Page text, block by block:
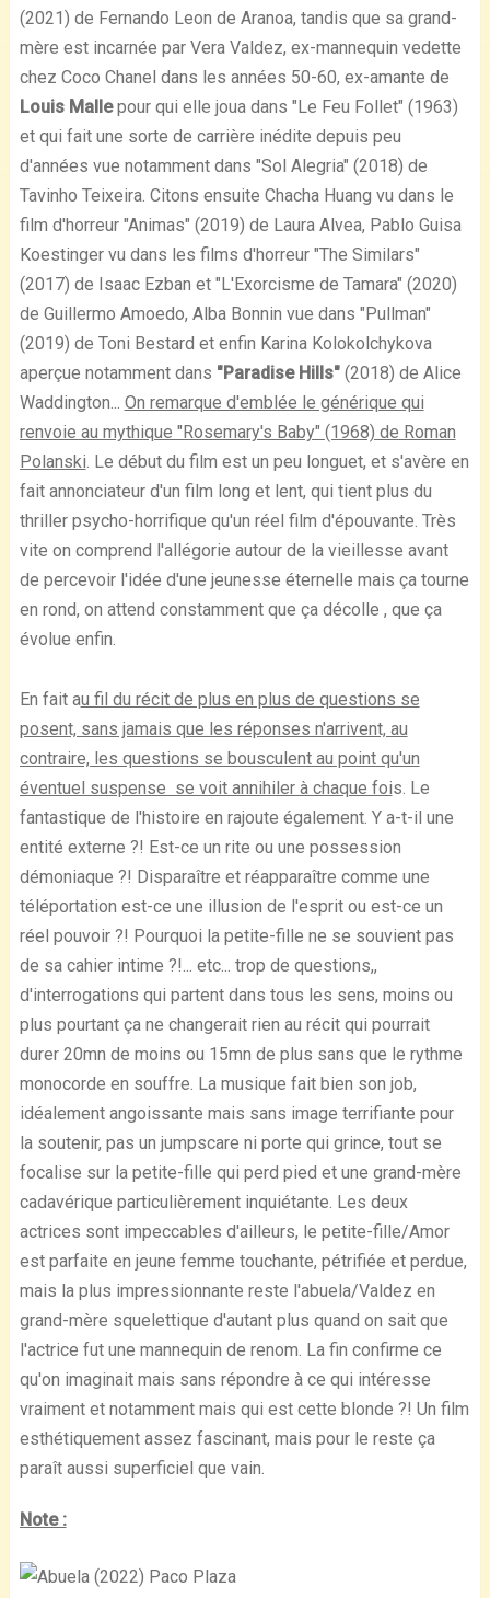
(2021) de Fernando Leon de Aranoa, tandis que sa grand-
mère est incarnée par Vera Valdez, ex-mannequin vedette
chez Coco Chanel dans les années 50-60, ex-amante de
Louis Mallepour qui elle joua dans "Le Feu Follet" (1963)
et qui fait une sorte de carrière inédite depuis peu
d'années vue notamment dans "Sol Alegria" (2018) de
Tavinho Teixeira. Citons ensuite Chacha Huang vu dans le
film d'horreur "Animas" (2019) de Laura Alvea, Pablo Guisa
Koestinger vu dans les films d'horreur "The Similars"
(2017) de Isaac Ezban et "L'Exorcisme de Tamara" (2020)
de Guillermo Amoedo, Alba Bonnin vue dans "Pullman"
(2019) de Toni Bestard et enfin Karina Kolokolchykova
aperçue notamment dans "Paradise Hills"(2018) de Alice
Waddington... On remarque d'emblée le générique qui
renvoie au mythique "Rosemary's Baby" (1968) de Roman
Polanski . Le début du film est un peu longuet, et s'avère en
fait annonciateur d'un film long et lent, qui tient plus du
thriller psycho-horrifique qu'un réel film d'épouvante. Très
vite on comprend l'allégorie autour de la vieillesse avant
de percevoir l'idée d'une jeunesse éternelle mais ça tourne
en rond, on attend constamment que ça décolle , que ça
évolue enfin.
En fait au fil du récit de plus en plus de questions se
posent, sans jamais que les réponses n'arrivent, au
contraire, les questions se bousculent au point qu'un
éventuel suspense se voit annihiler à chaque fois. Le
fantastique de l'histoire en rajoute également. Y a-t-il une
entité externe ?! Est-ce un rite ou une possession
démoniaque ?! Disparaître et réapparaître comme une
téléportation est-ce une illusion de l'esprit ou est-ce un
réel pouvoir ?! Pourquoi la petite-fille ne se souvient pas
de sa cahier intime ?!... etc... trop de questions,,
d'interrogations qui partent dans tous les sens, moins ou
plus pourtant ça ne changerait rien au récit qui pourrait
durer 20mn de moins ou 15mn de plus sans que le rythme
monocorde en souffre. La musique fait bien son job,
idéalement angoissante mais sans image terrifiante pour
la soutenir, pas un jumpscare ni porte qui grince, tout se
focalise sur la petite-fille qui perd pied et une grand-mère
cadavérique particulièrement inquiétante. Les deux
actrices sont impeccables d'ailleurs, le petite-fille/Amor
est parfaite en jeune femme touchante, pétrifiée et perdue,
mais la plus impressionnante reste l'abuela/Valdez en
grand-mère squelettique d'autant plus quand on sait que
l'actrice fut une mannequin de renom. La fin confirme ce
qu'on imaginait mais sans répondre à ce qui intéresse
vraiment et notamment mais qui est cette blonde ?! Un film
esthétiquement assez fascinant, mais pour le reste ça
paraît aussi superficiel que vain.
Note :